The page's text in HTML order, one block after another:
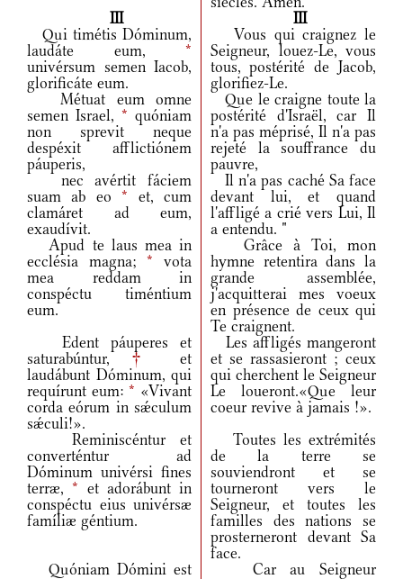
III
III
Qui timétis Dóminum,
laudáte eum, *
univérsum semen Iacob,
glorificáte eum.
Vous qui craignez le
Seigneur, louez-Le, vous
tous, postérité de Jacob,
glorifiez-Le.
Métuat eum omne
semen Israel, * quóniam
non sprevit neque
despéxit afflictiónem
páuperis,
Que le craigne toute la
postérité d'Israël, car Il
n'a pas méprisé, Il n'a pas
rejeté la souffrance du
pauvre,
nec avértit fáciem
suam ab eo* et, cum
clamáret ad eum,
exaudívit.
Il n'a pas caché Sa face
devant lui, et quand
l'affligé a crié vers Lui, Il
a entendu. "
Apud te laus mea in
ecclésia magna;* vota
mea reddam in
conspéctu timéntium
eum.
Grâce à Toi, mon
hymne retentira dans la
grande assemblée,
j'acquitterai mes voeux
en présence de ceux qui
Te craignent.
Edent páuperes et
saturabúntur, †
et
laudábunt Dóminum, qui
requírunt eum:* «Vivant
corda eórum in sǽculum
sǽculi!».
Les affligés mangeront
et se rassasieront ; ceux
qui cherchent le Seigneur
Le loueront.«Que leur
coeur revive à jamais !».
Reminiscéntur et
converténtur ad
Dóminum univérsi fines
terræ,* et adorábunt in
conspéctu eius univérsæ
famíliæ géntium.
Toutes les extrémités
de la terre se
souviendront et se
tourneront vers le
Seigneur, et toutes les
familles des nations se
prosterneront devant Sa
face.
Quóniam Dómini est
Car au Seigneur